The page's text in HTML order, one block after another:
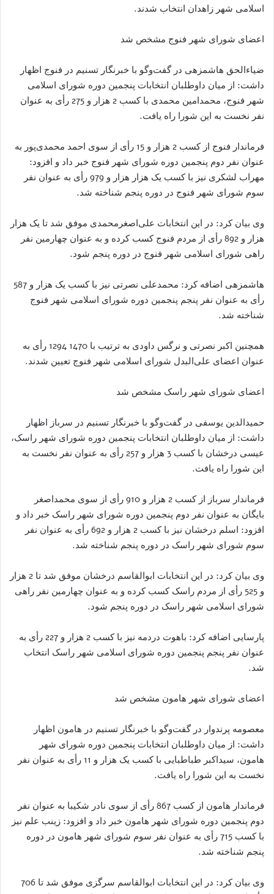
اسلامی شهر زاهدان انتخاب شدند.
اعضای شورای شهر فنوج مشخص شد
ضیاء‌الحق هاشمزهی در گفت‌وگو با خبرنگار تسنیم در فنوج اظهار
داشت: از میان داوطلبان انتخابات پنجمین دوره شورای اسلامی
شهر فنوج، محمدامین محمدى با کسب 2 هزار و 275 رأی به عنوان
نفر نخست به این شورا راه یافت.
فرماندار فنوج از کسب 2 هزار و 15 رأی از سوی احمد محمدى‌پور به
عنوان نفر دوم پنجمین دوره شورای شهر فنوج خبر داد و افزود:
مهراب لشکرى نیز با کسب یک هزار هزار و 979 رأی به عنوان نفر
سوم شورای شهر فنوج در دوره پنجم شناخته شد.
وی بیان کرد: در این انتخابات على‌اصغرمحمدى موفق شد تا یک هزار
هزار و 892 رأی از مردم فنوج کسب کرده و به عنوان چهارمین نفر
راهی شورای اسلامی شهر فنوج در دوره پنجم شود.
هاشمزهی اضافه کرد: محمدعلى نصرتى نیز با کسب یک هزار و 587
رأی به عنوان نفر پنجم پنجمین دوره شورای اسلامی شهر فنوج
شناخته شد.
همچنین اکبر نصرتى و نرگس داودى به ترتیب با 1470 1294 رأی به
عنوان اعضای علی‌البدل شورای اسلامی شهر فنوج تعیین شدند.
اعضای شورای شهر راسک مشخص شد
حمیدالدین یوسفی در گفت‌وگو با خبرنگار تسنیم در سرباز اظهار
داشت: از میان داوطلبان انتخابات پنجمین دوره شورای شهر راسک،
عیسی درخشان با کسب 3 هزار و 257 رأی به عنوان نفر نخست به
این شورا راه یافت.
فرماندار سرباز از کسب 2 هزار و 910 رأی از سوی محمداصغر
بایگان به عنوان نفر دوم پنجمین دوره شورای شهر راسک خبر داد و
افزود: اسلم درخشان نیز با کسب 2 هزار و 692 رأی به عنوان نفر
سوم شورای شهر راسک در دوره پنجم شناخته شد.
وی بیان کرد: در این انتخابات ابوالقاسم درخشان موفق شد تا 2 هزار
و 525 رأی از مردم راسک کسب کرده و به عنوان چهارمین نفر راهی
شورای اسلامی شهر راسک در دوره پنجم شود.
پارسایی اضافه کرد: باهوت دردمه نیز با کسب 2 هزار و 227 رأی به
عنوان نفر پنجم پنجمین دوره شورای اسلامی شهر راسک انتخاب
شد.
اعضای شورای شهر هامون مشخص شد
معصومه پرندوار در گفت‌وگو با خبرنگار تسنیم در هامون اظهار
داشت: از میان داوطلبان انتخابات پنجمین دوره شورای شهر
هامون، سیداکبر طباطبایی با کسب یک هزار و 11 رأی به عنوان نفر
نخست به این شورا راه یافت.
فرماندار هامون از کسب 867 رأی از سوی نادر شکیبا به عنوان نفر
دوم پنجمین دوره شورای شهر هامون خبر داد و افزود: زینب علم نیز
با کسب 715 رأی به عنوان نفر سوم شورای شهر هامون در دوره
پنجم شناخته شد.
وی بیان کرد: در این انتخابات ابوالقاسم سرگزی موفق شد تا 706